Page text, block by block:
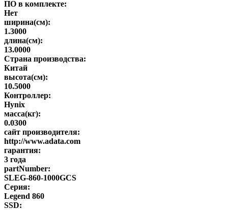
ПО в комплекте:
Нет
ширина(см):
1.3000
длина(см):
13.0000
Страна производства:
Китай
высота(см):
10.5000
Контроллер:
Hynix
масса(кг):
0.0300
сайт производителя:
http://www.adata.com
гарантия:
3 года
partNumber:
SLEG-860-1000GCS
Серия:
Legend 860
SSD: